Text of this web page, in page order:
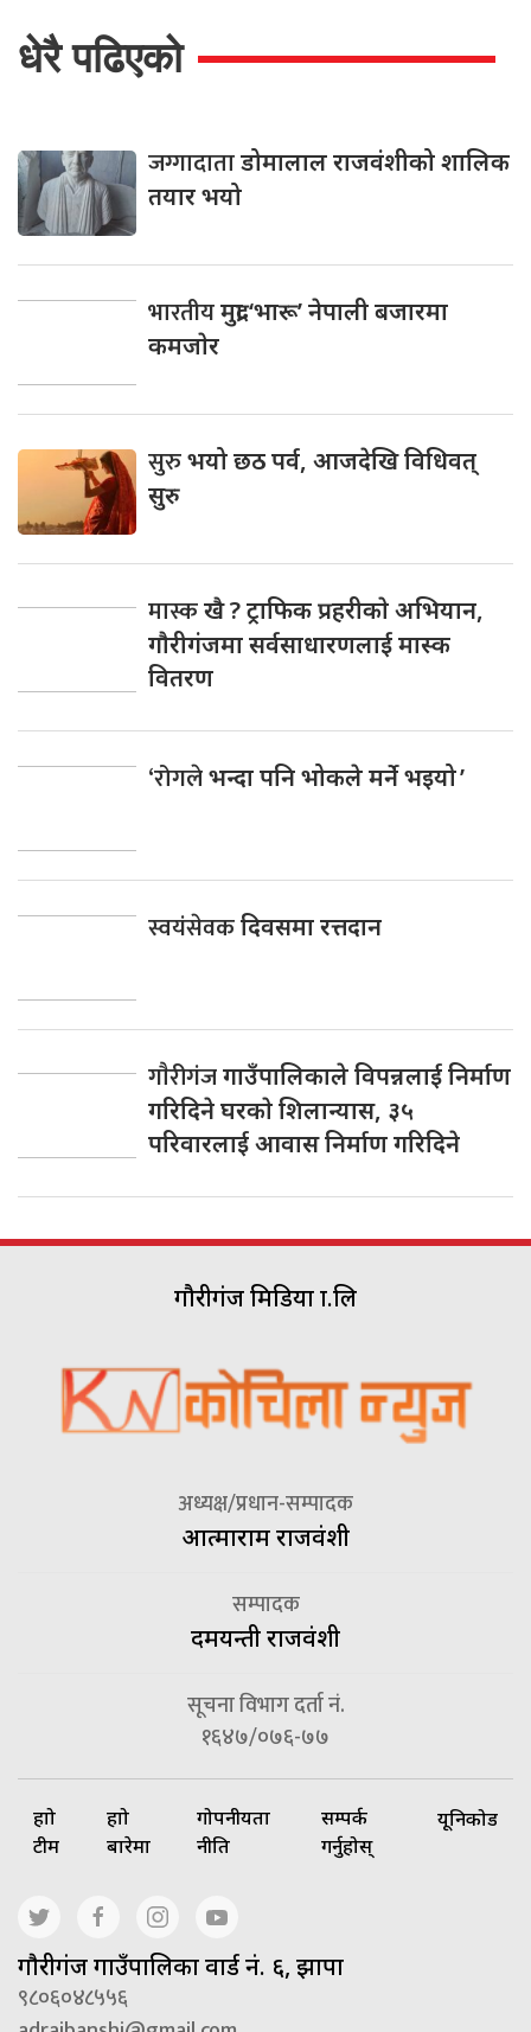
धेरै पढिएको
जग्गादाताडोमालाल राजवंशीको शालिक
तयार भयो
भारतीयमुद्रा ‘भारू’ नेपाली बजारमा
कमजाेर
सुरुभयो छठ पर्व, आजदेखि विधिवत्
सुरु
मास्कखै ? ट्राफिक प्रहरीकाे अभियान,
गाैरीगंजमा सर्वसाधारणलाई मास्क
वितरण
‘रोगलेभन्दा पनि भोकले मर्ने भइयो ’
स्वयंसेवकदिवसमा रत्तदान
गाैरीगंजगाउँपालिकाले विपन्नलाई निर्माण
गरिदिने घरकाे शिलान्यास, ३५
परिवारलाई आवास निर्माण गरिदिने
गौरीगंज मिडिया प्रा.लि
अध्यक्ष/प्रधान-सम्पादक
आत्माराम राजवंशी
सम्पादक
दमयन्ती राजवंशी
सूचना विभाग दर्ता नं.
१६४७/०७६-७७
हाम्रो
टीम
हाम्रो
बारेमा
गोपनीयता
नीति
सम्पर्क
गर्नुहोस्
यूनिकोड
गाैरीगंज गाउँपालिका वार्ड नं. ६, झापा
९८०६०४८५५६